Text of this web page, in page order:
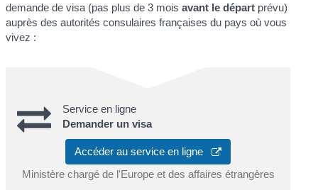
demande de visa (pas plus de 3 moisavant le départ prévu)
auprès des autorités consulaires françaises du pays où vous
vivez :
Service en ligne
Demander un visa
Accéder au service en ligne
Ministère chargé de l'Europe et des affaires étrangères